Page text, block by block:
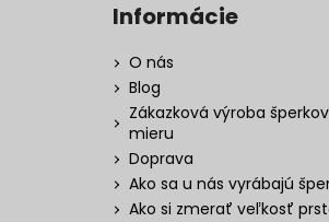
Informácie
O nás
Blog
Zákazková výroba
mieru
Doprava
Ako sa u nás vyrábajú
Ako si zmerať veľkosť